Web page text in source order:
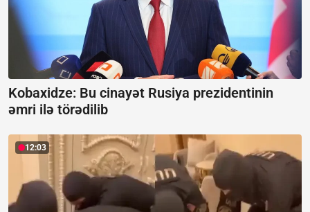
Kobaxidze: Bu cinayət Rusiya prezidentinin
əmri ilə törədilib
12:03